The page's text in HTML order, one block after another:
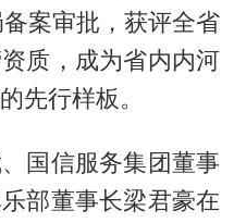
案审批，获评全省
质，成为省内内河
先行样板。
国信服务集团董事
部董事长梁君豪在